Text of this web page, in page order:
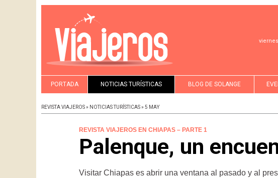
PORTADA NOTICIAS TURÍSTICAS BLOG DE SOLANGE
REVISTA VIAJEROS » NOTICIAS TURÍSTICAS » 5 MAY
REVISTA VIAJEROS EN CHIAPAS – PARTE 1
Palenque, un
Visitar Chiapas es abrir una ventana al pasado y al